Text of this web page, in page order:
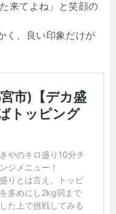
来てよね」と笑顔の
く、良い印象だけが